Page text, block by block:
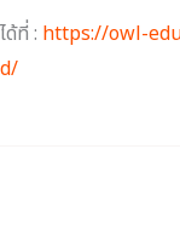
ด้ที่ : https://owl-